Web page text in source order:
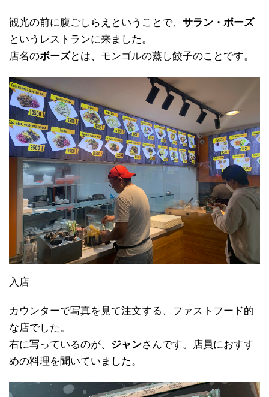
観光の前に腹ごしらえということで、 サラン・ボーズ
というレストランに来ました。
店名のボーズとは、モンゴルの蒸し餃子のことです。
入店
カウンターで写真を見て注文する、ファストフード的
な店でした。
右に写っているのが、 ジャンさんです。店員におすす
めの料理を聞いていました。